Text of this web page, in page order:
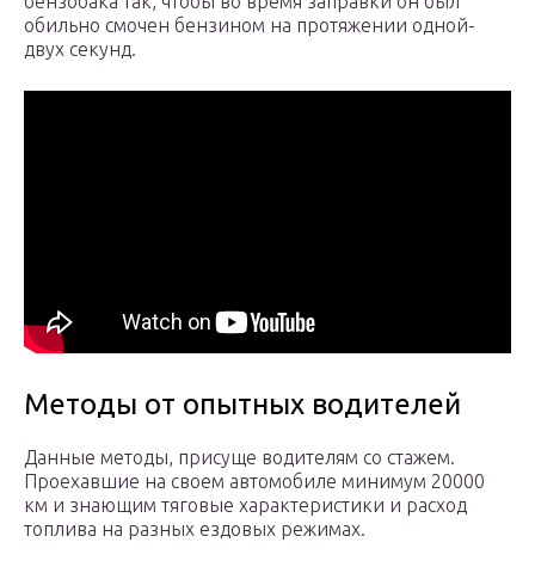
обильно смочен бензином на протяжении одной-
двух секунд.
Методы от опытных водителей
Данные методы, присуще водителям со стажем.
Проехавшие на своем автомобиле минимум 20000
км и знающим тяговые характеристики и расход
топлива на разных ездовых режимах.